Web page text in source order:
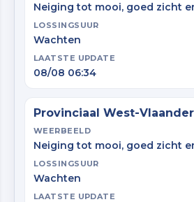
Neiging tot mooi, goed zicht
LOSSINGSUUR
Wachten
LAATSTE UPDATE
08/08 06:34
Provinciaal West-
WEERBEELD
Neiging tot mooi, goed zicht
LOSSINGSUUR
Wachten
LAATSTE UPDATE